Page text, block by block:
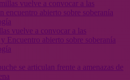
vuelve a convocar a las
Encuentro abierto sobre soberanía